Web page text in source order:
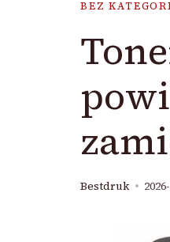
BEZ
Bestdruk